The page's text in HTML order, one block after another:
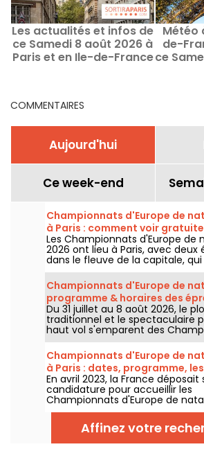
Les actualités et infos de
ce Samedi 8 août 2026 à
Paris et en Ile-de-France
Météo
de-
ce
COMMENTAIRES
Aujourd'hui
Ce week-end
Championnats d'Europe de
à Paris : comment voir
certaines épreuves ?
Les Championnats d'Europe de
2026 ont lieu à Paris, avec deux
dans le fleuve de la capitale,
plus accessibles au grand
observer les compétitions en
plongeon de haut vol, au mois
prochain ?
Championnats d'Europe de
programme & horaires des
plongeon et de haut vol
Du 31 juillet au 8 août 2026, le
traditionnel et le spectaculaire
haut vol s'emparent des
d'Europe de natation. Entre le
olympique de Saint-Denis et le
naturel de la Seine, les
du continent vont s'élancer
acrobatiques saisissantes.
Championnats d'Europe de
à Paris : dates, programme,
compétition
En avril 2023, la France déposait
candidature pour accueillir les
Championnats d'Europe de
2026. Du 31 juillet au 16 août, le
Aquatique Olympique vous
encourager nos nageurs. Voici
informations à connaître sur la
Affinez votre